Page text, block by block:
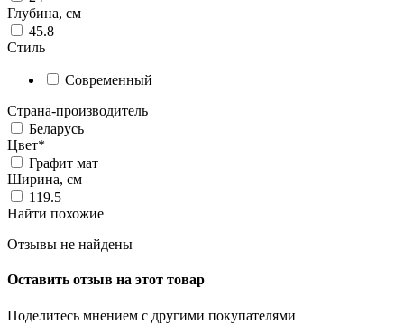
Глубина, см
45.8
Стиль
Современный
Страна-производитель
Беларусь
Цвет*
Графит мат
Ширина, см
119.5
Найти похожие
Отзывы не найдены
Оставить отзыв на этот товар
Поделитесь мнением с другими покупателями